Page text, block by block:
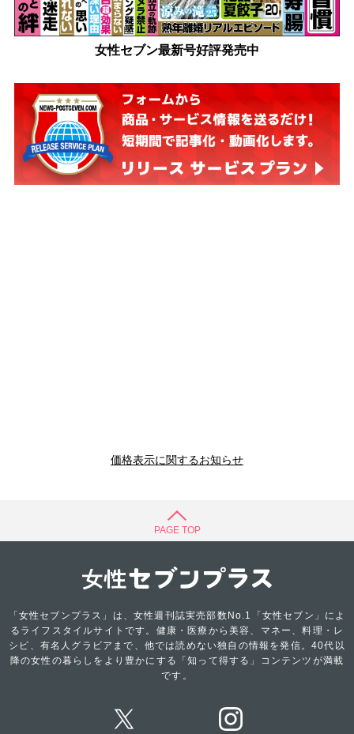
女性セブン最新号好評発売中
価格表示に関するお知らせ
PAGE TOP
「女性セブンプラス」は、女性週刊誌実売部数No.1「女性セブン」によ
るライフスタイルサイトです。健康・医療から美容、マネー、料理・レ
シピ、有名人グラビアまで、他では読めない独自の情報を発信。40代以
降の女性の暮らしをより豊かにする「知って得する」コンテンツが満載
です。